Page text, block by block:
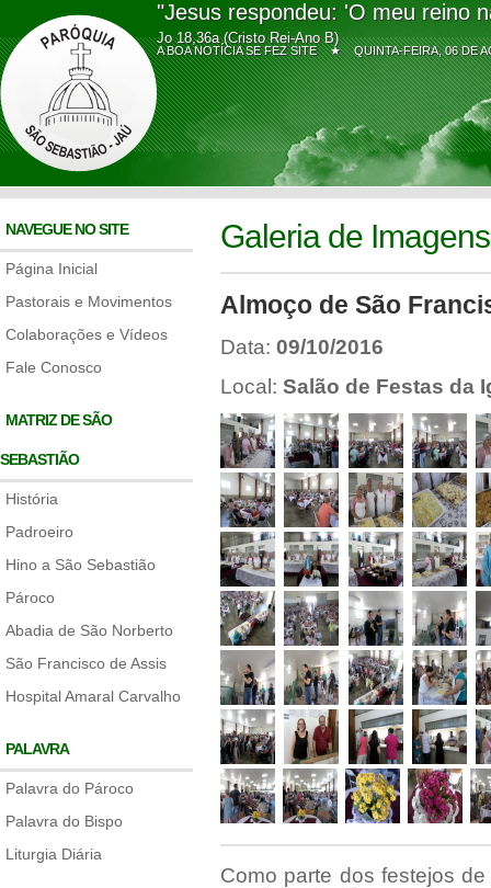
"Jesus respondeu: 'O meu reino
Jo 18,36a (Cristo Rei-Ano B)
A BOA NOTÍCIA SE FEZ SITE ★QUINTA-FEIRA, 06 DE
NAVEGUE NO SITE
Página Inicial
Pastorais e Movimentos
Colaborações e Vídeos
Fale Conosco
MATRIZ DE SÃO
SEBASTIÃO
História
Padroeiro
Hino a São Sebastião
Pároco
Abadia de São Norberto
São Francisco de Assis
Hospital Amaral Carvalho
PALAVRA
Palavra do Pároco
Palavra do Bispo
Liturgia Diária
Galeria de Imagens
Almoço de São
Data: 09/10/2016
Local: Salão de Festas da
Como parte dos festejos